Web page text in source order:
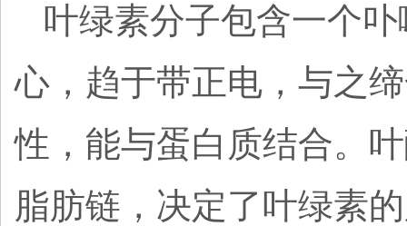
叶绿素分子包含一个卟
心，趋于带正电，与之
性，能与蛋白质结合。
脂肪链，决定了叶绿素